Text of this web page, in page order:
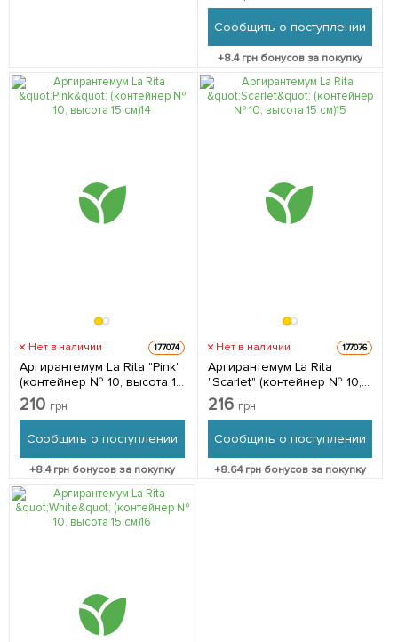
Сообщить о поступлении
+8.4грн бонусов за покупку
Нет в наличии 177074
Аргирантемум La Rita "Pink"
(контейнер № 10, высота 15
см) 1 саженец в упаковке
210 грн
Сообщить о поступлении
+8.4грн бонусов за покупку
Нет в наличии 177076
Аргирантемум La Rita
"Scarlet" (контейнер № 10,
высота 15 см) 1 саженец в
упаковке
216 грн
Сообщить о поступлении
+8.64грн бонусов за покупку